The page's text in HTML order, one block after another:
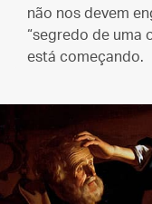
não nos devem
“segredo de uma
está começando.